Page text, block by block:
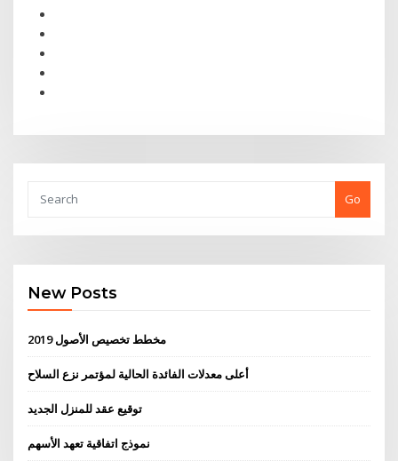
Go
New Posts
مخطط تخصيص الأصول 2019
أعلى معدلات الفائدة الحالية لمؤتمر نزع السلاح
توقيع عقد للمنزل الجديد
نموذج اتفاقية تعهد الأسهم